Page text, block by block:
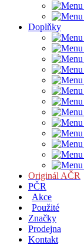
Doplňky
Originál AČR
PČR
Akce
Použité
Značky
Prodejna
Kontakt